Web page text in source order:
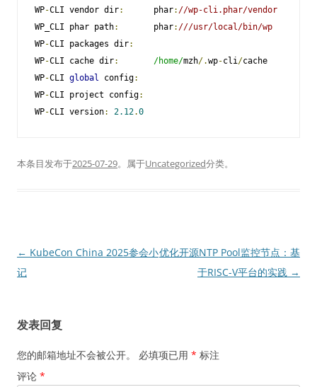
WP-CLI vendor dir:
      phar
: //wp-
WP_CLI phar path:
       phar
: ///usr/
WP-CLI packages dir:
WP-CLI cache dir: /home/mzh/.wp-cli/
WP-CLI global config:
WP-CLI project config:
WP-CLI version: 2.12.0
本条目发布于2025-07-29。属于Uncategorized分类。
文
章
← KubeCon China 2025参会小
记
优化开源NTP Pool监控节点：基
于RISC-V平台的实践 →
发表回复
您的邮箱地址不会被公开。 必填项已用 * 标注
评论 *